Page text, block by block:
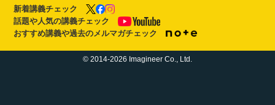
新着講義チェック
話題や人気の講義チェック
おすすめ講義や過去のメルマガチェック
© 2014-2026 Imagineer Co., Ltd.